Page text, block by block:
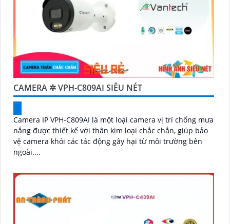
CAMERA ✲ VPH-C809AI SIÊU NÉT
Camera IP VPH-C809AI là một loại camera vị trí chống mưa
nắng được thiết kế với thân kim loại chắc chắn, giúp bảo
vệ camera khỏi các tác động gây hại từ môi trường bên
ngoài....